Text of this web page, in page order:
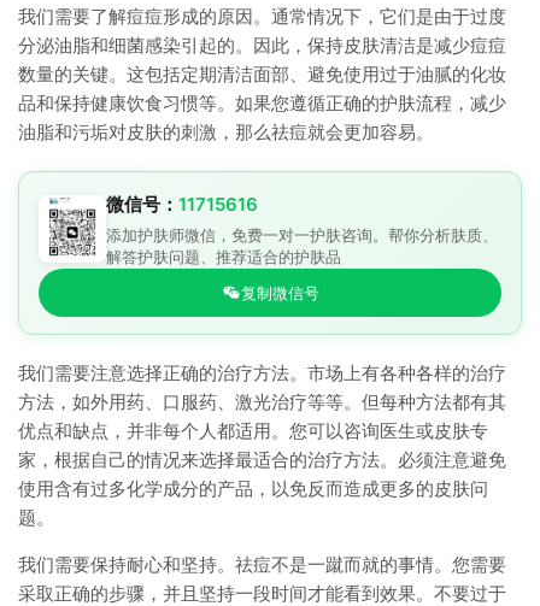
我们需要了解痘痘形成的原因。通常情况下，它们是由于过度
分泌油脂和细菌感染引起的。因此，保持皮肤清洁是减少痘痘
数量的关键。这包括定期清洁面部、避免使用过于油腻的化妆
品和保持健康饮食习惯等。如果您遵循正确的护肤流程，减少
油脂和污垢对皮肤的刺激，那么祛痘就会更加容易。
微信号： 11715616
添加护肤师微信，免费一对一护肤咨询。帮你分析肤质、
解答护肤问题、推荐适合的护肤品
复制微信号
我们需要注意选择正确的治疗方法。市场上有各种各样的治疗
方法，如外用药、口服药、激光治疗等等。但每种方法都有其
优点和缺点，并非每个人都适用。您可以咨询医生或皮肤专
家，根据自己的情况来选择最适合的治疗方法。必须注意避免
使用含有过多化学成分的产品，以免反而造成更多的皮肤问
题。
我们需要保持耐心和坚持。祛痘不是一蹴而就的事情。您需要
采取正确的步骤，并且坚持一段时间才能看到效果。不要过于